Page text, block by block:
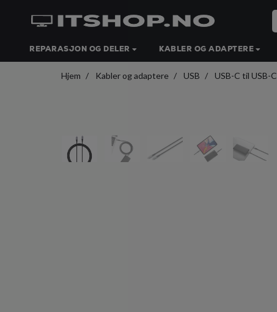
REPARASJON OG DELER KABLER OG ADAPTERE
Hjem Kabler og adaptere USB USB-C til USB-C